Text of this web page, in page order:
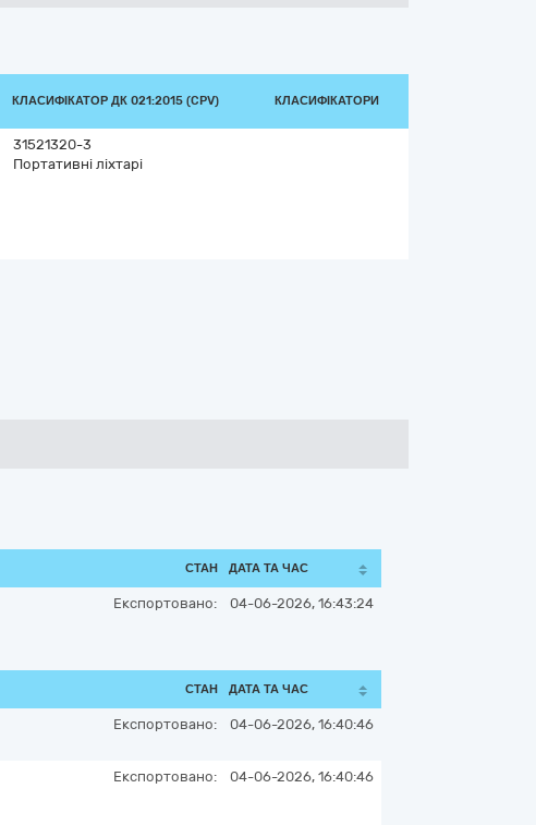
КЛАСИФІКАТОР ДК 021:2015 (CPV) КЛАСИФІКАТОРИ
31521320-3
Портативні ліхтарі
СТАН ДАТА ТА ЧАС
Експортовано: 04-06-2026, 16:43:24
СТАН ДАТА ТА ЧАС
Експортовано: 04-06-2026, 16:40:46
Експортовано: 04-06-2026, 16:40:46